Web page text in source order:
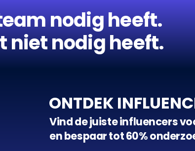
nodig heeft.
niet nodig heeft.
ONTDEK
Vind de juiste influencers
en bespaar tot 60%